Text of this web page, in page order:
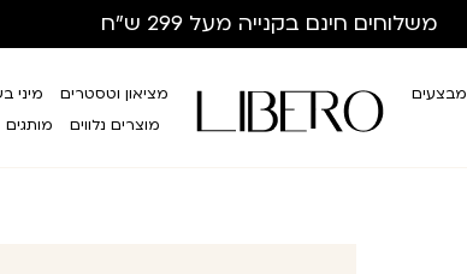
משלוחים חינם בקנייה מעל 299 ש”ח
מבצעים מציאון וטסטרים
מיני
מוצרים נלווים
מותגים